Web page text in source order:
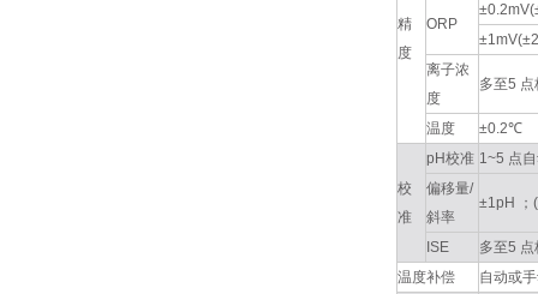
精
度
ORP
离子浓
度
多至5
温度 ±0.2℃
校
准
pH校准 1~5 点
偏移量/
斜率
±1pH ；
ISE
多至5
温度补偿
自动或